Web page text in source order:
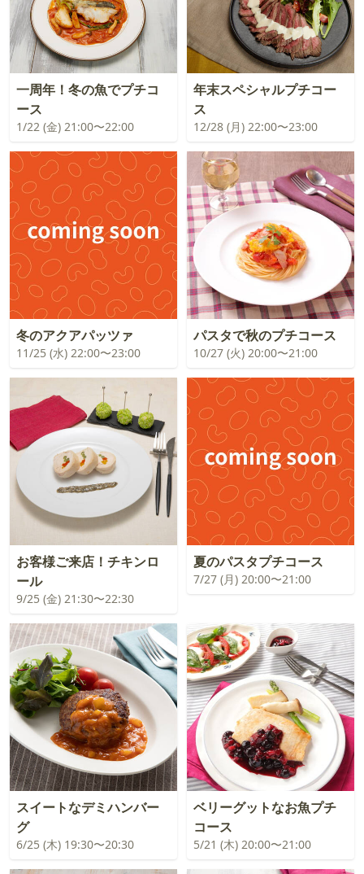
一周年！冬の魚でプチコ
ース
1/22 (金) 21:00〜22:00
年末スペシャルプチコー
ス
12/28 (月) 22:00〜23:00
冬のアクアパッツァ
11/25 (水) 22:00〜23:00
パスタで秋のプチコース
10/27 (火) 20:00〜21:00
お客様ご来店！チキンロ
ール
9/25 (金) 21:30〜22:30
夏のパスタプチコース
7/27 (月) 20:00〜21:00
スイートなデミハンバー
グ
6/25 (木) 19:30〜20:30
ベリーグットなお魚プチ
コース
5/21 (木) 20:00〜21:00